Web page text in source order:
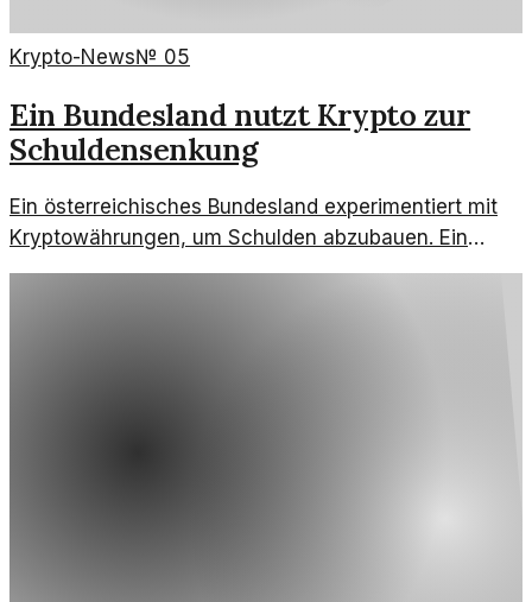
Krypto-News№ 05
Ein Bundesland nutzt Krypto zur
Schuldensenkung
Ein österreichisches Bundesland experimentiert mit
Kryptowährungen, um Schulden abzubauen. Ein
innovativer Schritt in die Zukunft der Finanzen?